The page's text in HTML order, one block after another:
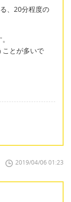
、20分程度の
とが多いで
2019/04/06 01:23